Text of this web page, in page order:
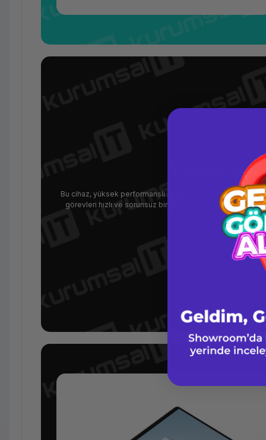
Yüksek
Bu cihaz, yüksek performanslı işlemci ve geniş bellek
görevleri hızlı ve sorunsuz bir şekilde gerçekleştirebilirler.
verimli